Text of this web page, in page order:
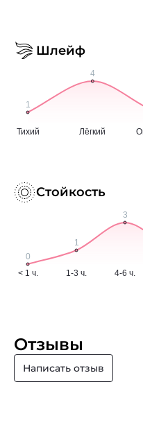
Шлейф
Стойкость
Отзывы
Написать отзыв